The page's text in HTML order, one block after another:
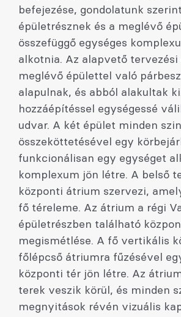
befejezése, gondolatunk
épületrésznek és a meglévő
összefüggő egységes
alkotnia. Az alapvető tervezési
meglévő épülettel való
alapulnak, és abból alakultak
hozzáépítéssel egységessé
udvar. A két épület minden
összeköttetésével egy
funkcionálisan egy egységet
komplexum jön létre. A belső
központi átrium szervezi,
fő téreleme. Az átrium a régi
épületrészben található
megismétlése. A fő vertikális
főlépcső átriumra fűzésével
központi tér jön létre. Az
terek veszik körül, és minden
megnyitások révén vizuális